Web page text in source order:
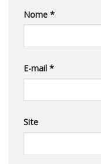
Nome *
E-mail *
Site